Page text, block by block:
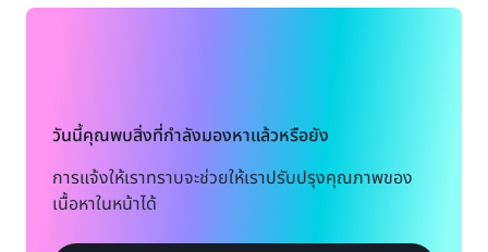
วันนี้คุณพบสิ่งที่กำลังมองหาแล้วหรือยัง
การแจ้งให้เราทราบจะช่วยให้เราปรับปรุงคุณภาพของ
เนื้อหาในหน้าได้